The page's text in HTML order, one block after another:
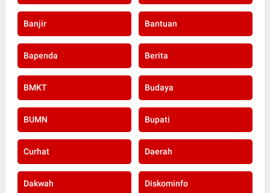
Bangkinang Bangkinang Kota
Banjir Bantuan
Bapenda Berita
BMKT Budaya
BUMN Bupati
Curhat Daerah